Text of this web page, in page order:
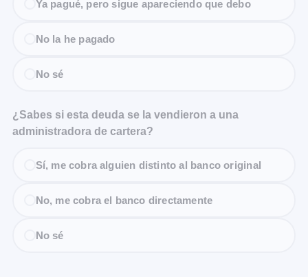
Ya pagué, pero sigue apareciendo que debo
No la he pagado
No sé
¿Sabes si esta deuda se la vendieron a una
administradora de cartera?
Sí, me cobra alguien distinto al banco original
No, me cobra el banco directamente
No sé